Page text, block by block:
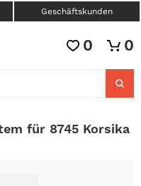
Geschäftskunden
0 0
für 8745 Korsika